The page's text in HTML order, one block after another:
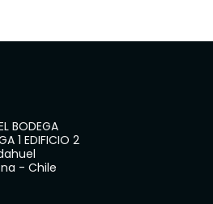
BODEGA
1 EDIFICIO 2
- Chile